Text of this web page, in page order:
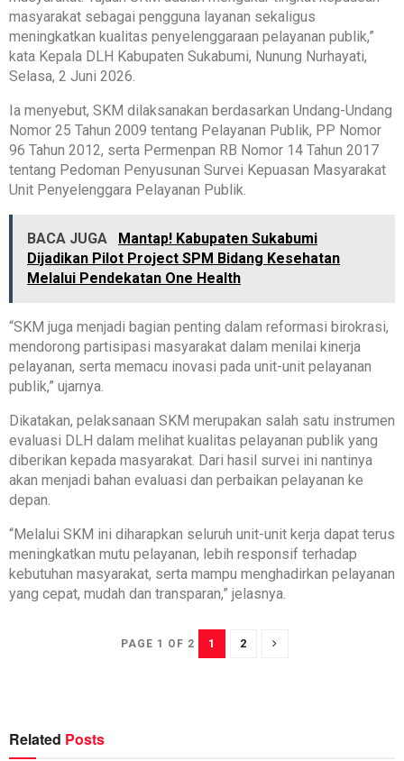
masyarakat sebagai pengguna layanan sekaligus
meningkatkan kualitas penyelenggaraan pelayanan publik,”
kata Kepala DLH Kabupaten Sukabumi, Nunung Nurhayati,
Selasa, 2 Juni 2026.
Ia menyebut, SKM dilaksanakan berdasarkan Undang-Undang
Nomor 25 Tahun 2009 tentang Pelayanan Publik, PP Nomor
96 Tahun 2012, serta Permenpan RB Nomor 14 Tahun 2017
tentang Pedoman Penyusunan Survei Kepuasan Masyarakat
Unit Penyelenggara Pelayanan Publik.
BACA JUGA
Mantap! Kabupaten Sukabumi
Dijadikan Pilot Project SPM Bidang Kesehatan
Melalui Pendekatan One Health
“SKM juga menjadi bagian penting dalam reformasi birokrasi,
mendorong partisipasi masyarakat dalam menilai kinerja
pelayanan, serta memacu inovasi pada unit-unit pelayanan
publik,” ujarnya.
Dikatakan, pelaksanaan SKM merupakan salah satu instrumen
evaluasi DLH dalam melihat kualitas pelayanan publik yang
diberikan kepada masyarakat. Dari hasil survei ini nantinya
akan menjadi bahan evaluasi dan perbaikan pelayanan ke
depan.
“Melalui SKM ini diharapkan seluruh unit-unit kerja dapat terus
meningkatkan mutu pelayanan, lebih responsif terhadap
kebutuhan masyarakat, serta mampu menghadirkan pelayanan
yang cepat, mudah dan transparan,” jelasnya.
PAGE 1 OF 2 1 2
Related Posts